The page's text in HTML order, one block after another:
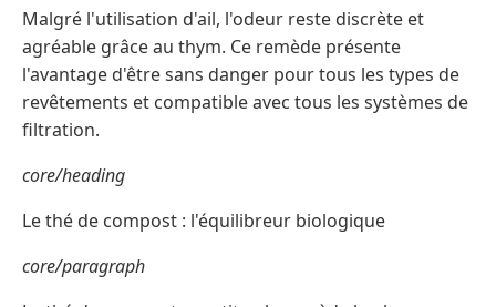
Malgré l'utilisation d'ail, l'odeur reste discrète et
agréable grâce au thym. Ce remède présente
l'avantage d'être sans danger pour tous les types de
revêtements et compatible avec tous les systèmes de
filtration.
core/heading
Le thé de compost : l'équilibreur biologique
core/paragraph